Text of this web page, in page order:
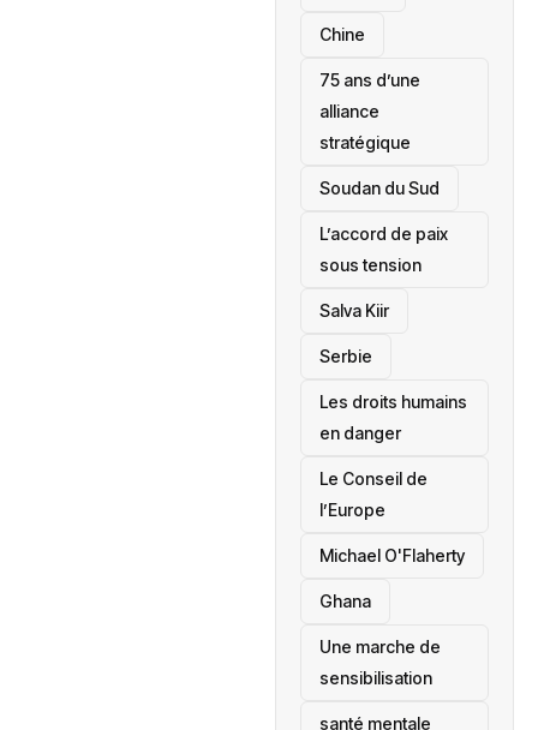
Chine
75 ans d’une
alliance
stratégique
‎Soudan du Sud
L’accord de paix
sous tension
Salva Kiir
‎Serbie
Les droits humains
en danger
‎Le Conseil de
l’Europe
Michael O'Flaherty
‎Ghana
Une marche de
sensibilisation
santé mentale